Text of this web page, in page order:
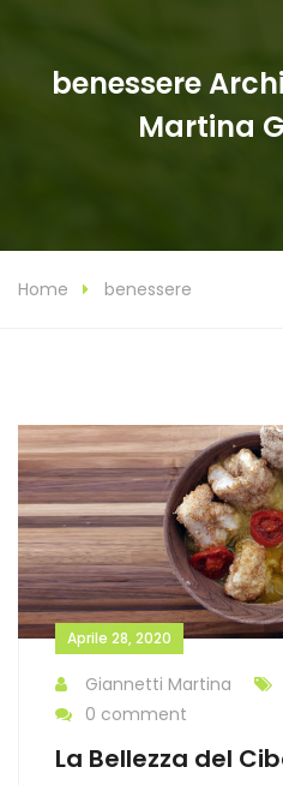
benessere
Martina
Home benessere
Aprile 28, 2020
Giannetti Martina
0 comment
La Bellezza del